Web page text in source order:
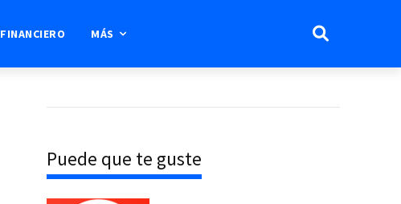
FINANCIERO MÁS
Puede que te guste